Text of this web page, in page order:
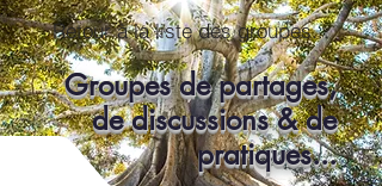
Retour à la liste des groupes...
Groupes de partages,
de discussions & de
pratiques...